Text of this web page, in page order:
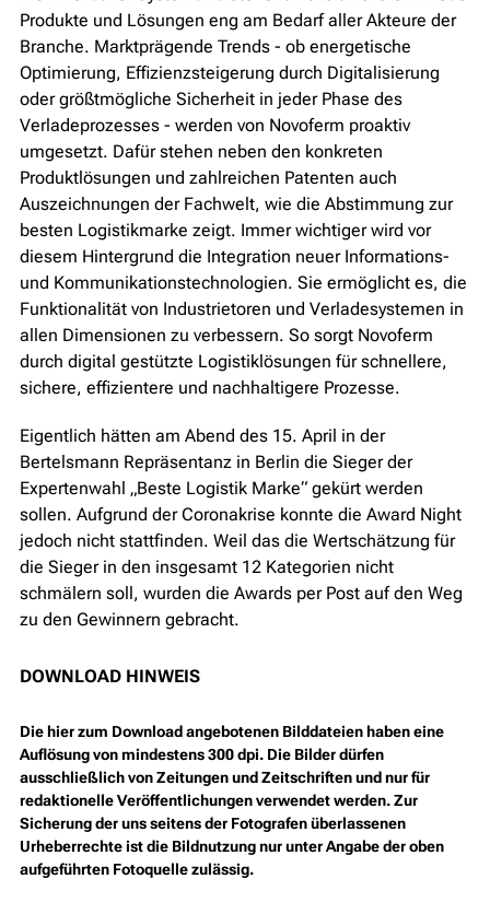
Produkte und Lösungen eng am Bedarf aller Akteure der
Branche. Marktprägende Trends - ob energetische
Optimierung, Effizienzsteigerung durch Digitalisierung
oder größtmögliche Sicherheit in jeder Phase des
Verladeprozesses - werden von Novoferm proaktiv
umgesetzt. Dafür stehen neben den konkreten
Produktlösungen und zahlreichen Patenten auch
Auszeichnungen der Fachwelt, wie die Abstimmung zur
besten Logistikmarke zeigt. Immer wichtiger wird vor
diesem Hintergrund die Integration neuer Informations-
und Kommunikationstechnologien. Sie ermöglicht es, die
Funktionalität von Industrietoren und Verladesystemen in
allen Dimensionen zu verbessern. So sorgt Novoferm
durch digital gestützte Logistiklösungen für schnellere,
sichere, effizientere und nachhaltigere Prozesse.
Eigentlich hätten am Abend des 15. April in der
Bertelsmann Repräsentanz in Berlin die Sieger der
Expertenwahl „Beste Logistik Marke“ gekürt werden
sollen. Aufgrund der Coronakrise konnte die Award Night
jedoch nicht stattfinden. Weil das die Wertschätzung für
die Sieger in den insgesamt 12 Kategorien nicht
schmälern soll, wurden die Awards per Post auf den Weg
zu den Gewinnern gebracht.
DOWNLOAD HINWEIS
Die hier zum Download angebotenen Bilddateien haben eine
Auflösung von mindestens 300 dpi. Die Bilder dürfen
ausschließlich von Zeitungen und Zeitschriften und nur für
redaktionelle Veröffentlichungen verwendet werden. Zur
Sicherung der uns seitens der Fotografen überlassenen
Urheberrechte ist die Bildnutzung nur unter Angabe der oben
aufgeführten Fotoquelle zulässig.